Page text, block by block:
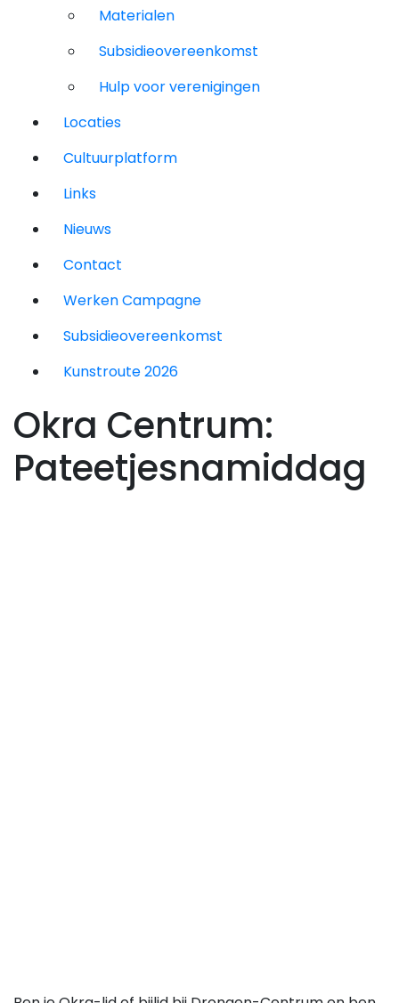
Materialen
Subsidieovereenkomst
Hulp voor verenigingen
Locaties
Cultuurplatform
Links
Nieuws
Contact
Werken Campagne
Subsidieovereenkomst
Kunstroute 2026
Okra Centrum:
Pateetjesnamiddag